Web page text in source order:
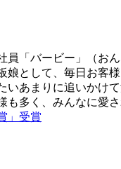
「バービー」（おん
娘として、毎日お客
いあまりに追いかけ
多く、みんなに愛さ
」受賞